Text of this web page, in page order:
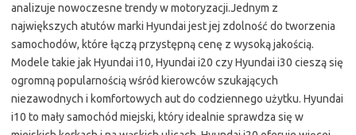
analizuje nowoczesne trendy w motoryzacji.Jednym z
największych atutów marki Hyundai jest jej zdolność do tworzenia
samochodów, które łączą przystępną cenę z wysoką jakością.
Modele takie jak Hyundai i10, Hyundai i20 czy Hyundai i30 cieszą się
ogromną popularnością wśród kierowców szukających
niezawodnych i komfortowych aut do codziennego użytku. Hyundai
i10 to mały samochód miejski, który idealnie sprawdza się w